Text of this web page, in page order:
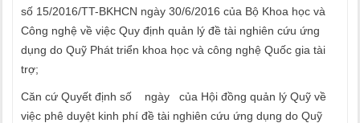
số 15/2016/TT-BKHCN ngày 30/6/2016 của Bộ Khoa học và
Công nghệ về việc Quy định quản lý đề tài nghiên cứu ứng
dụng do Quỹ Phát triển khoa học và công nghệ Quốc gia tài
trợ;
Căn cứ Quyết định số ngày của Hội đồng quản lý Quỹ về
việc phê duyệt kinh phí đề tài nghiên cứu ứng dụng do Quỹ